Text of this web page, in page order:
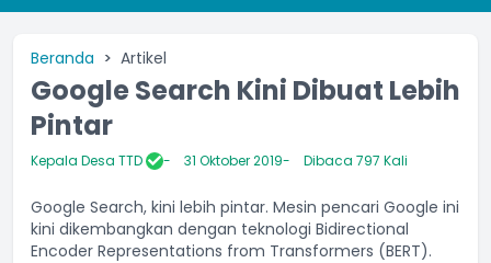
Beranda Artikel
Google Search Kini Dibuat Lebih
Pintar
Kepala Desa TTD 31 Oktober 2019 Dibaca 797 Kali
Google Search, kini lebih pintar. Mesin pencari Google ini
kini dikembangkan dengan teknologi Bidirectional
Encoder Representations from Transformers (BERT).